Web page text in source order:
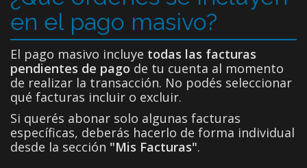
en el pago masivo?
El pago masivo incluye todas las facturas
pendientes de pago de tu cuenta al momento
de realizar la transacción. No podés seleccionar
qué facturas incluir o excluir.
Si querés abonar solo algunas facturas
específicas, deberás hacerlo de forma individual
desde la sección "Mis Facturas".